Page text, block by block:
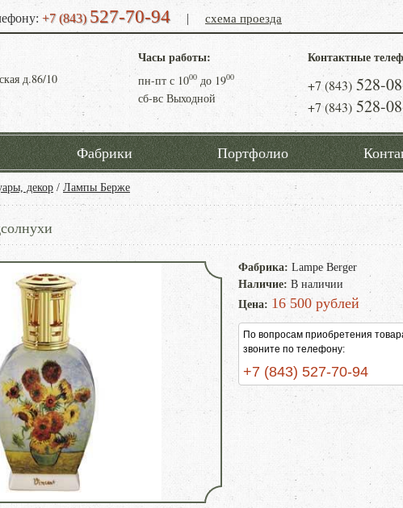
+7 (843) 527-70-94 | схема проезда
д.86/10
Часы работы:
пн-пт с 1000 до 1900
сб-вс Выходной
Контактные
+7 (843) 528-
+7 (843) 528-
Фабрики Портфолио
декор / Лампы Берже
Фабрика: Lampe Berger
Наличие: В наличии
Цена: 16 500 рублей
По вопросам приобретения
звоните по телефону:
+7 (843) 527-70-94